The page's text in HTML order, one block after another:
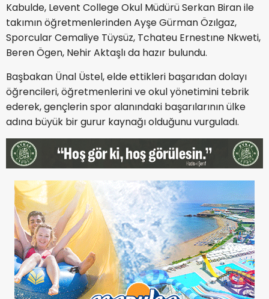
Kabulde, Levent College Okul Müdürü Serkan Biran ile
takımın öğretmenlerinden Ayşe Gürman Özılgaz,
Sporcular Cemaliye Tüysüz, Tchateu Ernestıne Nkweti,
Beren Ögen, Nehir Aktaşlı da hazır bulundu.
Başbakan Ünal Üstel, elde ettikleri başarıdan dolayı
öğrencileri, öğretmenlerini ve okul yönetimini tebrik
ederek, gençlerin spor alanındaki başarılarının ülke
adına büyük bir gurur kaynağı olduğunu vurguladı.